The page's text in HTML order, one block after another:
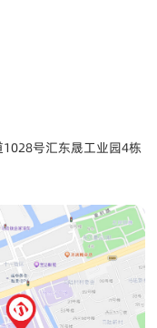
号汇东晟工业园4栋